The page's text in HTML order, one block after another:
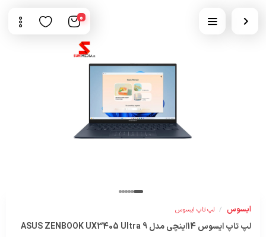
0
ایسوس / لپ تاپ ایسوس
لپ تاپ ایسوس 14اینچی مدل ASUS ZENBOOK UX3405 Ultra 9